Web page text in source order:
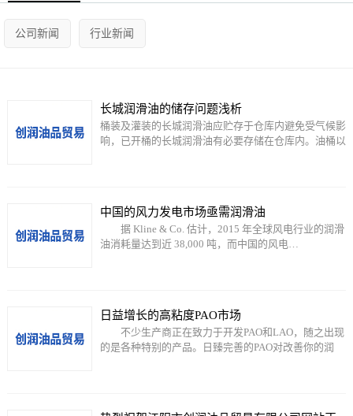
公司新闻 行业新闻
长城润滑油的储存问题浅析
桶装及灌装的长城润滑油应贮存于仓库内避免受气候影
响，已开桶的长城润滑油有必要存储在仓库内。油桶以
中国的风力发电市场亟需润滑油
据 Kline & Co. 估计，2015 年全球风电行业的润滑
油消耗量达到近 38,000 吨，而中国的风电…
日益增长的高粘度PAO市场
不少生产商正在致力于开发PAO和LAO，随之出现
的是各种特别的产品。日臻完善的PAO对改善你的润